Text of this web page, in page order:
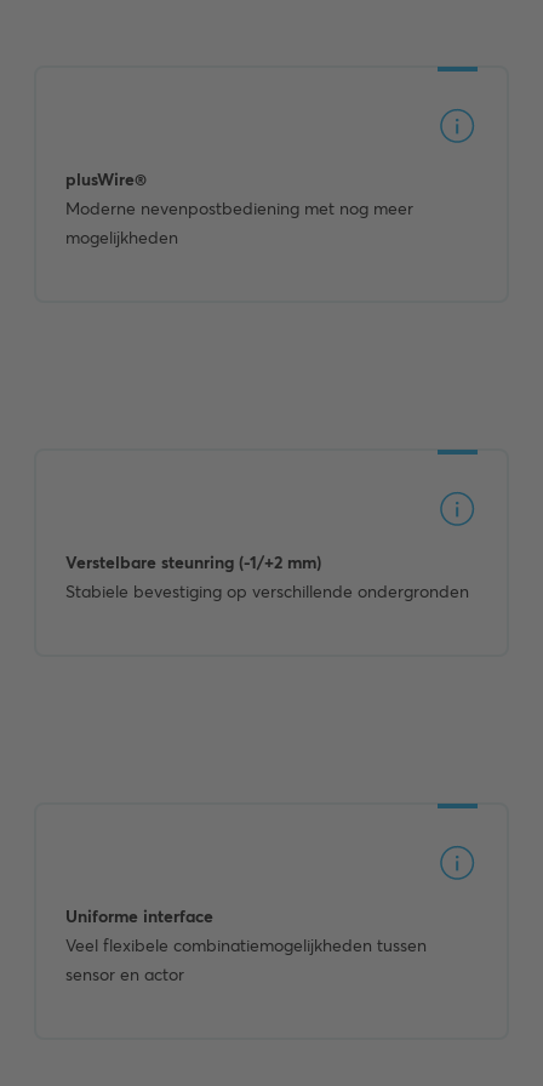
plusWire®
Moderne nevenpostbediening met nog meer
mogelijkheden
Verstelbare steunring (-1/+2 mm)
Stabiele bevestiging op verschillende ondergronden
Uniforme interface
Veel flexibele combinatiemogelijkheden tussen
sensor en actor